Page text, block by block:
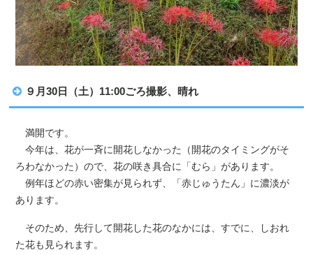
９月30日（土）11:00ごろ撮影、晴れ
満開です。
今年は、花が一斉に開花しなかった（開花のタイミングがそ
ろわなかった）ので、花の咲き具合に「むら」があります。
例年ほどの赤い密集が見られず、「赤じゅうたん」に濃淡が
あります。
そのため、先行して開花した花のなかには、すでに、しおれ
た花も見られます。